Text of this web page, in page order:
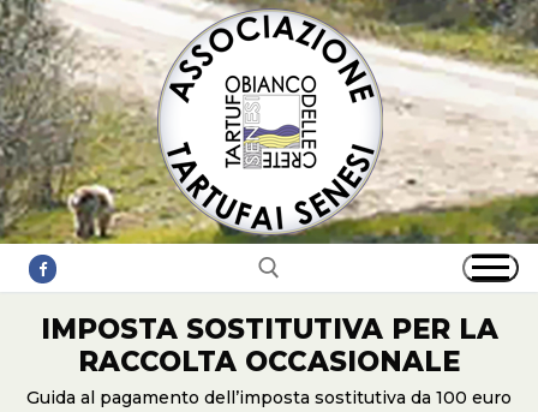
Vai
al
contenuto
Cerca:
IMPOSTA SOSTITUTIVA PER LA
RACCOLTA OCCASIONALE
Guida al pagamento dell’imposta sostitutiva da 100 euro